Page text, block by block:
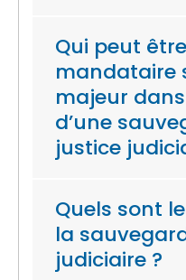
Qui peut
mandataire
majeur
d’une
justice
Quels sont
la
judiciaire ?